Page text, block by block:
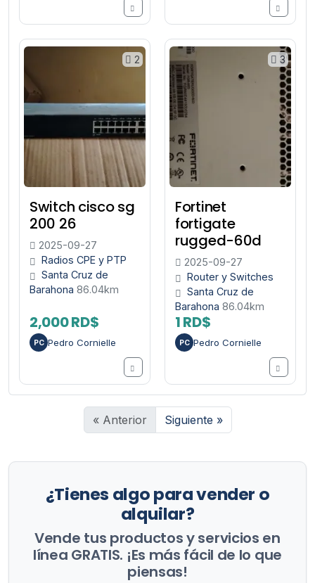
2
Switch cisco sg
200 26
2025-09-27
Radios CPE y PTP
Santa Cruz de
Barahona 86.04km
2,000 RD$
PC Pedro Cornielle
3
Fortinet
fortigate
rugged-60d
2025-09-27
Router y Switches
Santa Cruz de
Barahona 86.04km
1 RD$
PC Pedro Cornielle
« Anterior Siguiente »
¿Tienes algo para vender o
alquilar?
Vende tus productos y servicios en
línea GRATIS. ¡Es más fácil de lo que
piensas!